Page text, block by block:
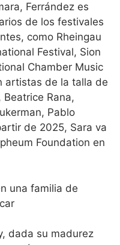
Ferrández es
de los festivales
como Rheingau
Festival, Sion
Chamber Music
artistas de la talla de
Rana,
Pablo
de 2025, Sara va
Foundation en
una familia de
dada su madurez